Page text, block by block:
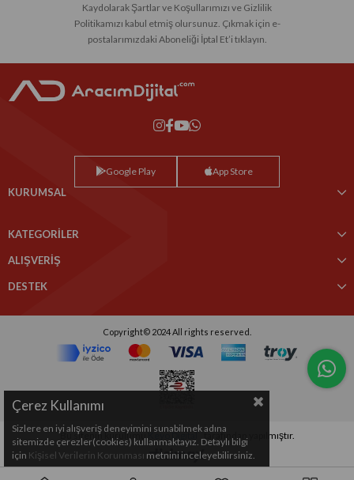
Kaydolarak Şartlar ve Koşullarımızı ve Gizlilik
Politikamızı kabul etmiş olursunuz. Çıkmak için e-
postalarımızdaki Aboneliği İptal Et’i tıklayın.
Google Play App Store
KURUMSAL
KATEGORİLER
ALIŞVERİŞ
DESTEK
Copyright© 2024 All rights reserved.
Bu sitenin kurulumu Keyo Digital tarafından yapılmıştır.
Çerez Kullanımı
Sizlere en iyi alışveriş deneyimini sunabilmek adına
sitemizde çerezler(cookies) kullanmaktayız. Detaylı bilgi
için Kişisel Verilerin Korunması metnini inceleyebilirsiniz.